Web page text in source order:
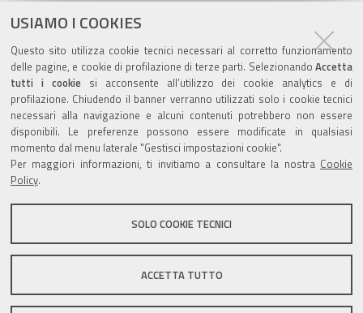
USIAMO I COOKIES
Questo sito utilizza cookie tecnici necessari al corretto funzionamento
delle pagine, e cookie di profilazione di terze parti. Selezionando Accetta
tutti i cookiesi acconsente all’utilizzo dei cookie analytics e di
profilazione. Chiudendo il banner verranno utilizzati solo i cookie tecnici
necessari alla navigazione e alcuni contenuti potrebbero non essere
disponibili. Le preferenze possono essere modificate in qualsiasi
momento dal menu laterale "Gestisci impostazioni cookie".
Per maggiori informazioni, ti invitiamo a consultare la nostra Cookie
Policy.
SOLO COOKIE TECNICI
ACCETTA TUTTO
Azioni
sul
documento
ultima modifica 04/01/2021
Valuta questo sito
Sito istituzionale Comune di Zola Predosa